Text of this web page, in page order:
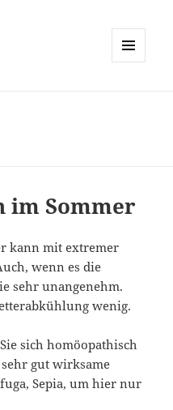
im Sommer
kann mit extremer
wenn es die
sehr unangenehm.
wenig.
sich homöopathisch
gut wirksame
Sepia, um hier nur